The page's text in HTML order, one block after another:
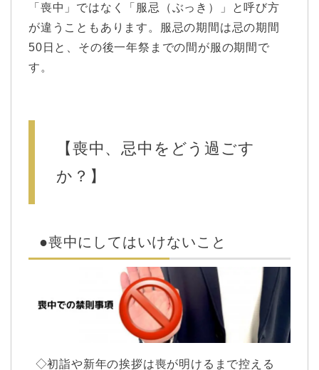
「喪中」ではなく「服忌（ぶっき）」と呼び方
が違うこともあります。服忌の期間は忌の期間
50日と、その後一年祭までの間が服の期間で
す。
【喪中、忌中をどう過ごす
か？】
●喪中にしてはいけないこと
◇初詣や新年の挨拶は喪が明けるまで控える